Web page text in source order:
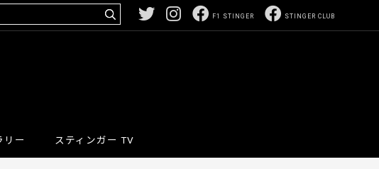
STINGER CLUB
F1 STINGER
リー スティンガー TV